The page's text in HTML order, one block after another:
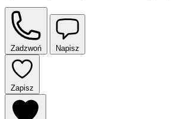
Zadzwoń Napisz
Zapisz